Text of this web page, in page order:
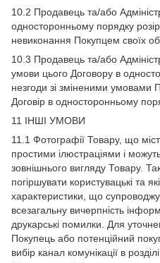
10.2 Продавець та/або
односторонньому порядку
невиконання Покупцем своїх
10.3 Продавець та/або
умови цього Договору в
незгоди зі зміненими умовами
Договір в односторонньому
11 ІНШІ УМОВИ
11.1 Фотографії Товару, що
простими ілюстраціями і
зовнішнього вигляду Товару.
погіршувати користувацькі та
характеристики, що
всезагальну вичерпність
друкарські помилки. Для
Покупець або потенційний
вибір канал комунікації в